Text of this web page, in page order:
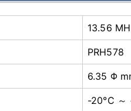
13.56
PRH578
6.35 Φ
-20°C ～